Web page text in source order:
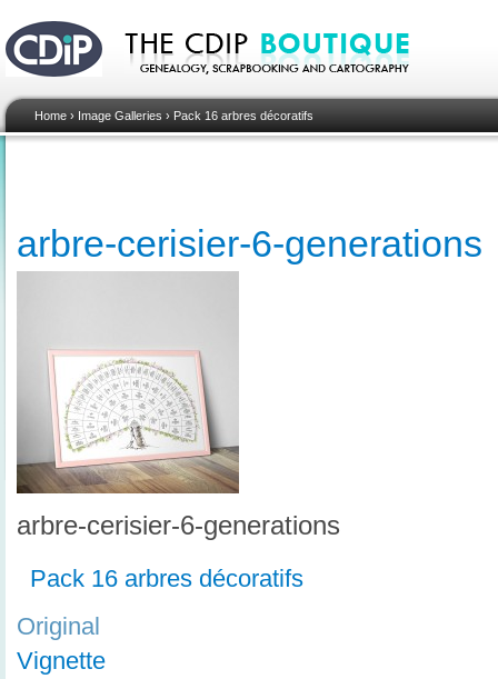
Home › Image Galleries › Pack 16 arbres décoratifs
arbre-cerisier-6-generations
arbre-cerisier-6-generations
Pack 16 arbres décoratifs
Original
Vignette